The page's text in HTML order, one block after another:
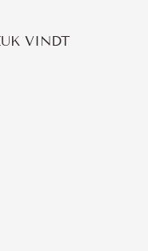
VINDT